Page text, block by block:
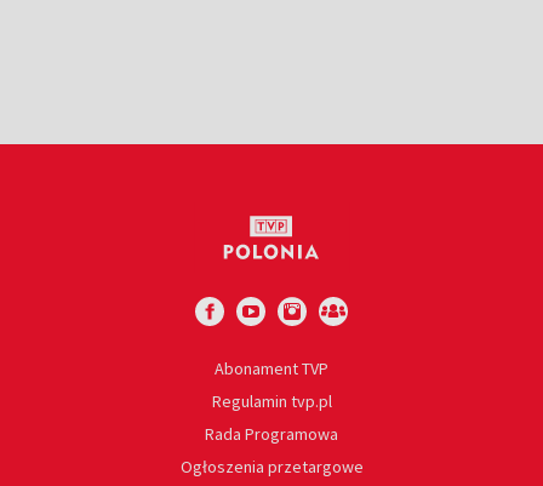
Abonament TVP
Regulamin tvp.pl
Rada Programowa
Ogłoszenia przetargowe